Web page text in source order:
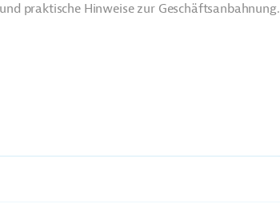
praktische Hinweise zur Geschäftsanbahnung.